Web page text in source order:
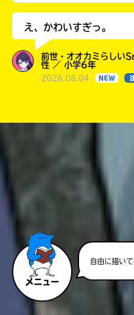
メニュー
自由に描い
え、かわいすぎっ。
前世・オオカミらしい
性 ／ 小学6年
2026.08.04 NEW